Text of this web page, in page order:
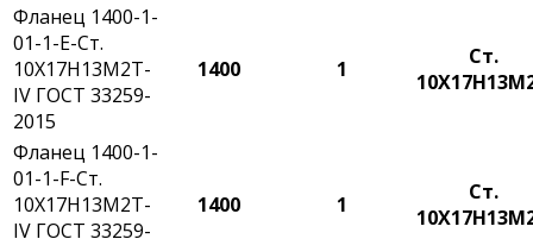
Фланец 1400-1-
01-1-E-Ст.
10Х17Н13М2Т-
IV ГОСТ 33259-
2015
1400 1
Ст.
Фланец 1400-1-
01-1-F-Ст.
10Х17Н13М2Т-
IV ГОСТ 33259-
1400 1
Ст.